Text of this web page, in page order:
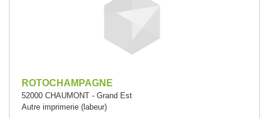
ROTOCHAMPAGNE
52000 CHAUMONT - Grand Est
Autre imprimerie (labeur)